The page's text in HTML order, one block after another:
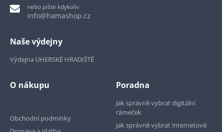
nebo pište kdykoliv
info@hamashop.cz
Naše výdejny
Výdejna UHERSKÉ HRADIŠTĚ
O nákupu
Obchodní podmínky
Poradna
Jak správně vybrat digitální
rámeček
Jak správně vybrat internetové